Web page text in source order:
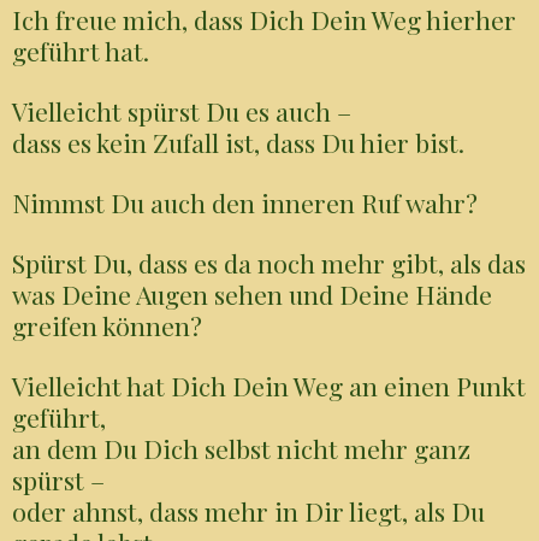
Ich freue mich, dass Dich Dein Weg hierher
geführt hat.
Vielleicht spürst Du es auch –
dass es kein Zufall ist, dass Du hier bist.
Nimmst Du auch den inneren Ruf wahr?
Spürst Du, dass es da noch mehr gibt, als das
was Deine Augen sehen und Deine Hände
greifen können?
Vielleicht hat Dich Dein Weg an einen Punkt
geführt,
an dem Du Dich selbst nicht mehr ganz
spürst –
oder ahnst, dass mehr in Dir liegt, als Du